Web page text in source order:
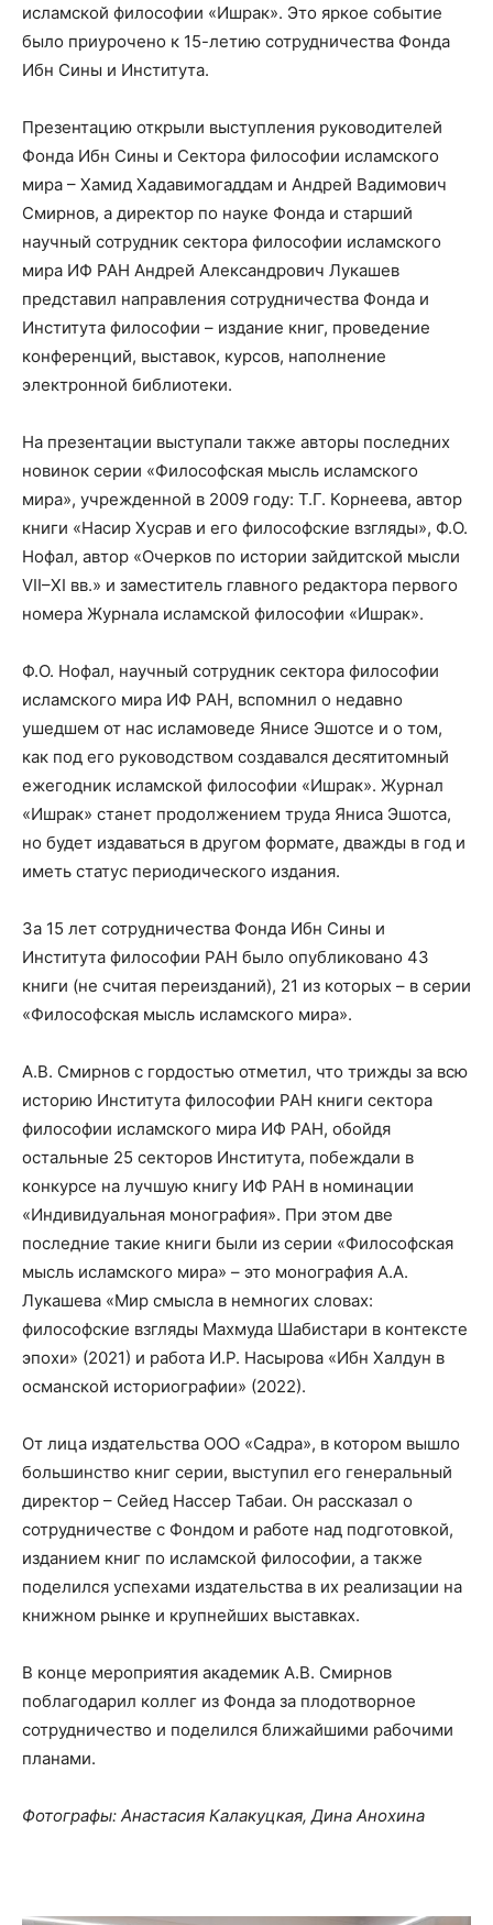
исламской философии «Ишрак». Это яркое событие
было приурочено к 15-летию сотрудничества Фонда
Ибн Сины и Института.
Презентацию открыли выступления руководителей
Фонда Ибн Сины и Сектора философии исламского
мира – Хамид Хадавимогаддам и Андрей Вадимович
Смирнов, а директор по науке Фонда и старший
научный сотрудник сектора философии исламского
мира ИФ РАН Андрей Александрович Лукашев
представил направления сотрудничества Фонда и
Института философии – издание книг, проведение
конференций, выставок, курсов, наполнение
электронной библиотеки.
На презентации выступали также авторы последних
новинок серии «Философская мысль исламского
мира», учрежденной в 2009 году: Т.Г. Корнеева, автор
книги «Насир Хусрав и его философские взгляды», Ф.О.
Нофал, автор «Очерков по истории зайдитской мысли
VII–XI вв.» и заместитель главного редактора первого
номера Журнала исламской философии «Ишрак».
Ф.О. Нофал, научный сотрудник сектора философии
исламского мира ИФ РАН, вспомнил о недавно
ушедшем от нас исламоведе Янисе Эшотсе и о том,
как под его руководством создавался десятитомный
ежегодник исламской философии «Ишрак». Журнал
«Ишрак» станет продолжением труда Яниса Эшотса,
но будет издаваться в другом формате, дважды в год и
иметь статус периодического издания.
За 15 лет сотрудничества Фонда Ибн Сины и
Института философии РАН было опубликовано 43
книги (не считая переизданий), 21 из которых – в серии
«Философская мысль исламского мира».
А.В. Смирнов с гордостью отметил, что трижды за всю
историю Института философии РАН книги сектора
философии исламского мира ИФ РАН, обойдя
остальные 25 секторов Института, побеждали в
конкурсе на лучшую книгу ИФ РАН в номинации
«Индивидуальная монография». При этом две
последние такие книги были из серии «Философская
мысль исламского мира» – это монография А.А.
Лукашева «Мир смысла в немногих словах:
философские взгляды Махмуда Шабистари в контексте
эпохи» (2021) и работа И.Р. Насырова «Ибн Халдун в
османской историографии» (2022).
От лица издательства ООО «Садра», в котором вышло
большинство книг серии, выступил его генеральный
директор – Сейед Нассер Табаи. Он рассказал о
сотрудничестве с Фондом и работе над подготовкой,
изданием книг по исламской философии, а также
поделился успехами издательства в их реализации на
книжном рынке и крупнейших выставках.
В конце мероприятия академик А.В. Смирнов
поблагодарил коллег из Фонда за плодотворное
сотрудничество и поделился ближайшими рабочими
планами.
Фотографы: Анастасия Калакуцкая, Дина Анохина